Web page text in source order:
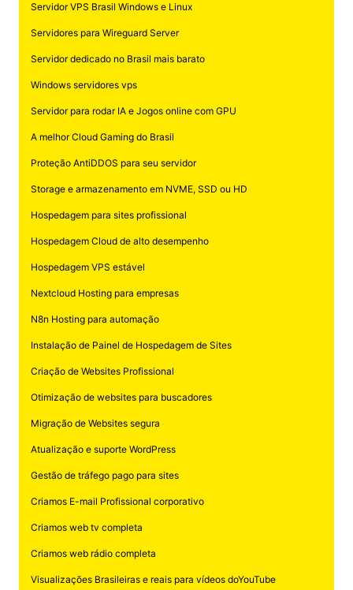
Servidor VPS Brasil Windows e Linux
Servidores para Wireguard Server
Servidor dedicado no Brasil mais barato
Windows servidores vps
Servidor para rodar IA e Jogos online com GPU
A melhor Cloud Gaming do Brasil
Proteção AntiDDOS para seu servidor
Storage e armazenamento em NVME, SSD ou HD
Hospedagem para sites profissional
Hospedagem Cloud de alto desempenho
Hospedagem VPS estável
Nextcloud Hosting para empresas
N8n Hosting para automação
Instalação de Painel de Hospedagem de Sites
Criação de Websites Profissional
Otimização de websites para buscadores
Migração de Websites segura
Atualização e suporte WordPress
Gestão de tráfego pago para sites
Criamos E-mail Profissional corporativo
Criamos web tv completa
Criamos web rádio completa
Visualizações Brasileiras e reais para vídeos doYouTube